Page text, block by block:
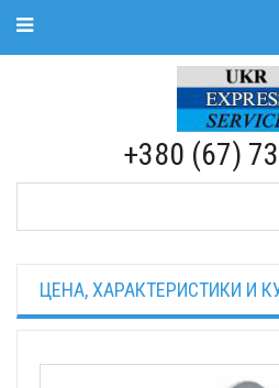
Toggle Navigation
+380 (67)
ЦЕНА, ХАРАКТЕРИСТИКИ И